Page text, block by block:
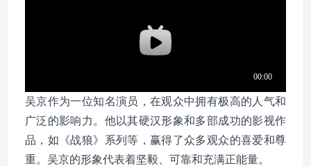
吴京作为一位知名演员，在观众中拥有极高的人气和
广泛的影响力。他以其硬汉形象和多部成功的影视作
品，如《战狼》系列等，赢得了众多观众的喜爱和尊
重。吴京的形象代表着坚毅、可靠和充满正能量。